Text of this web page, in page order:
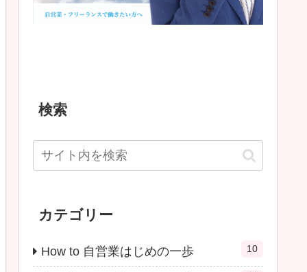
検索
カテゴリー
How to 自営業はじめの一歩 10